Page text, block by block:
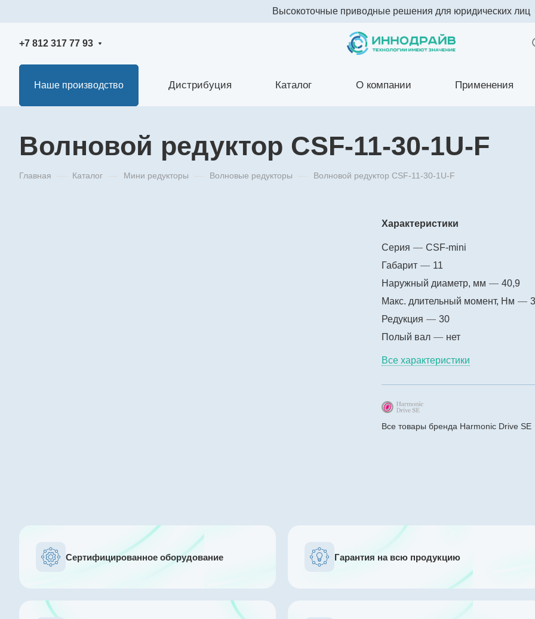
+7 812 317 77 93
Наше производство Дистрибуция Каталог О компании Применения
Высокоточные приводные решения для юридических лиц
Волновой редуктор CSF-11-30-1U-F
Главная Каталог Мини редукторы Волновые редукторы Волновой редуктор CSF-11-30-1U-F
Характеристики
Серия — CSF-mini
Габарит — 11
Наружный диаметр, мм — 40,9
Макс. длительный момент, Нм —
Редукция — 30
Полый вал — нет
Все характеристики
Все товары бренда Harmonic Drive SE
Сертифицированное оборудование Гарантия на всю продукцию